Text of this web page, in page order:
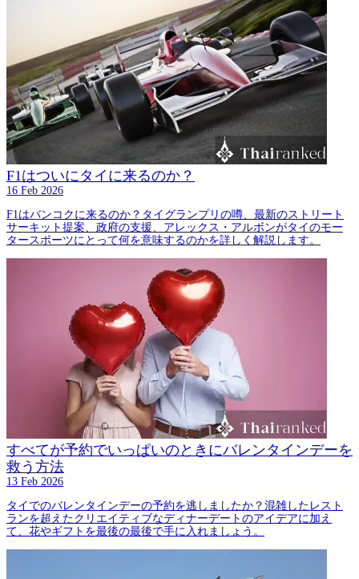
F1はついにタイに来るのか？
16 Feb 2026
F1はバンコクに来るのか？タイグランプリの噂、最新のストリート
サーキット提案、政府の支援、アレックス・アルボンがタイのモー
タースポーツにとって何を意味するのかを詳しく解説します。
すべてが予約でいっぱいのときにバレンタインデーを
救う方法
13 Feb 2026
タイでのバレンタインデーの予約を逃しましたか？混雑したレスト
ランを超えたクリエイティブなディナーデートのアイデアに加え
て、花やギフトを最後の最後で手に入れましょう。